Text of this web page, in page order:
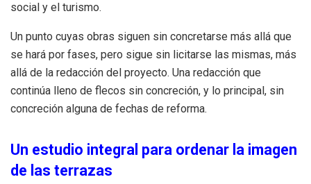
social y el turismo.
Un punto cuyas obras siguen sin concretarse más allá que
se hará por fases, pero sigue sin licitarse las mismas, más
allá de la redacción del proyecto. Una redacción que
continúa lleno de flecos sin concreción, y lo principal, sin
concreción alguna de fechas de reforma.
Un estudio integral para ordenar la imagen
de las terrazas